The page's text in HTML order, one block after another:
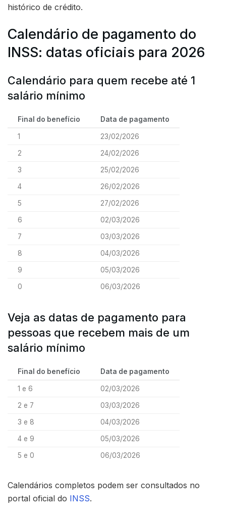
histórico de crédito.
Calendário de pagamento do
INSS: datas oficiais para 2026
Calendário para quem recebe até 1
salário mínimo
Final do benefício Data de pagamento
1 23/02/2026
2 24/02/2026
3 25/02/2026
4 26/02/2026
5 27/02/2026
6 02/03/2026
7 03/03/2026
8 04/03/2026
9 05/03/2026
0 06/03/2026
Veja as datas de pagamento para
pessoas que recebem mais de um
salário mínimo
Final do benefício Data de pagamento
1 e 6 02/03/2026
2 e 7 03/03/2026
3 e 8 04/03/2026
4 e 9 05/03/2026
5 e 0 06/03/2026
Calendários completos podem ser consultados no
portal oficial do INSS.